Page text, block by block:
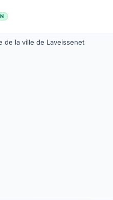
de la ville de Laveissenet